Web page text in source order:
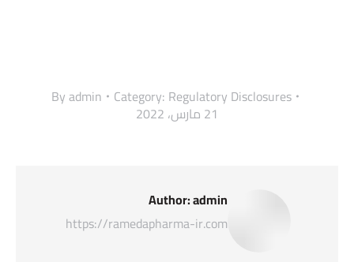
Category: Regulatory Disclosures
Byadmin
21 مارس، 2022
Author:admin
https://ramedapharma-ir.com